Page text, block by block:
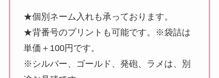
★個別ネーム入れも承っております。
★背番号のプリントも可能です。※袋詰は
単価＋100円です。
※シルバー、ゴールド、発砲、ラメは、別